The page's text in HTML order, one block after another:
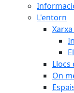
L'entorn
Llocs
On